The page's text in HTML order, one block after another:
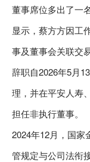
董事席位多出了一
显示，蔡方方因工
事及董事会关联交
辞职自2026年5月
理，并在平安人寿
担任非执行董事。
2024年12月，国家
管规定与公司法衔